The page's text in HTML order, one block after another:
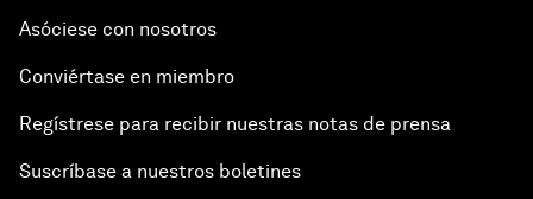
Asóciese con nosotros
Conviértase en miembro
Regístrese para recibir nuestras notas de prensa
Suscríbase a nuestros boletines